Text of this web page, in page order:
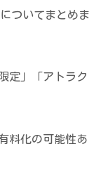
ついてまとめま
定」「アトラク
料化の可能性あ